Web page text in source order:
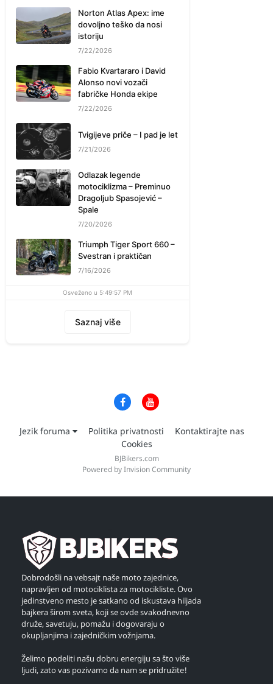
Norton Atlas Apex: ime
dovoljno teško da nosi
istoriju
7/22/2026
Fabio Kvartararo i David
Alonso novi vozači
fabričke Honda ekipe
7/22/2026
Tvigijeve priče – I pad je let
7/21/2026
Odlazak legende
motociklizma – Preminuo
Dragoljub Spasojević –
Spale
7/20/2026
Triumph Tiger Sport 660 –
Svestran i praktičan
7/16/2026
Osveženo u 5:49:57 PM
Saznaj više
Jezik foruma Politika privatnosti
Kontaktirajte nas
Cookies
BJBikers.com
Powered by Invision Community
Dobrodošli na vebsajt naše moto zajednice,
napravljen od motociklista za motocikliste. Ovo
jedinstveno mesto je satkano od iskustava hiljada
bajkera širom sveta, koji se ovde svakodnevno
druže, savetuju, pomažu i dogovaraju o
okupljanjima i zajedničkim vožnjama.
Želimo podeliti našu dobru energiju sa što više
ljudi, zato vas pozivamo da nam se pridružite!